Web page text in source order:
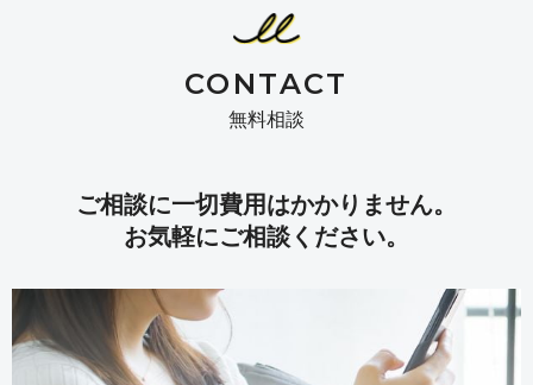
CONTACT
無料相談
ご相談に一切費用はかかりません。
お気軽にご相談ください。